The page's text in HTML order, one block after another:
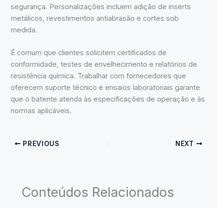
segurança. Personalizações incluem adição de inserts
metálicos, revestimentos antiabrasão e cortes sob
medida.
É comum que clientes solicitem certificados de
conformidade, testes de envelhecimento e relatórios de
resistência química. Trabalhar com fornecedores que
oferecem suporte técnico e ensaios laboratoriais garante
que o batente atenda às especificações de operação e às
normas aplicáveis.
PREVIOUS NEXT
Conteúdos Relacionados